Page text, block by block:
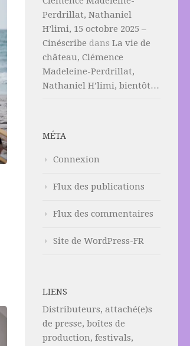
Perdrillat, Nathaniel
H’limi, 15 octobre 2025 –
Cinéscribe dans La vie de
château, Clémence
Madeleine-Perdrillat,
Nathaniel H’limi, bientôt…
MÉTA
Connexion
Flux des publications
Flux des commentaires
Site de WordPress-FR
LIENS
Distributeurs, attaché(e)s
de presse, boîtes de
production, festivals,